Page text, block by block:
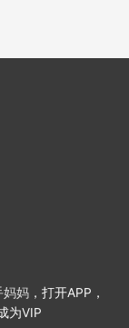
妈妈 ，打开APP，
为VIP